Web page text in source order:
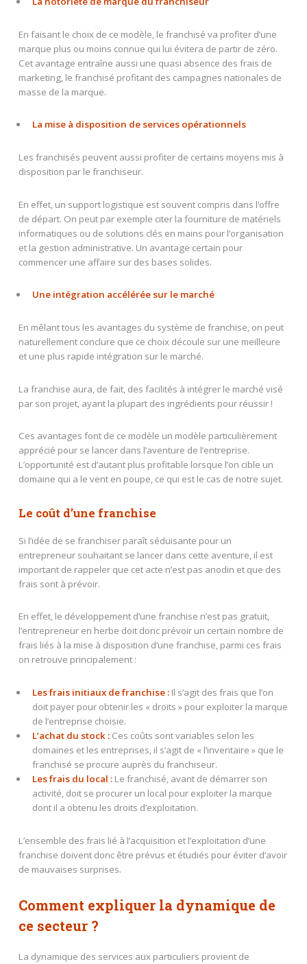
En faisant le choix de ce modèle, le franchisé va profiter d’une
marque plus ou moins connue qui lui évitera de partir de zéro.
Cet avantage entraîne aussi une quasi absence des frais de
marketing, le franchisé profitant des campagnes nationales de
masse de la marque.
La mise à disposition de services opérationnels
Les franchisés peuvent aussi profiter de certains moyens mis à
disposition par le franchiseur.
En effet, un support logistique est souvent compris dans l’offre
de départ. On peut par exemple citer la fourniture de matériels
informatiques ou de solutions clés en mains pour l’organisation
et la gestion administrative. Un avantage certain pour
commencer une affaire sur des bases solides.
Une intégration accélérée sur le marché
En mêlant tous les avantages du système de franchise, on peut
naturellement conclure que ce choix découle sur une meilleure
et une plus rapide intégration sur le marché.
La franchise aura, de fait, des facilités à intégrer le marché visé
par son projet, ayant la plupart des ingrédients pour réussir !
Ces avantages font de ce modèle un modèle particulièrement
apprécié pour se lancer dans l’aventure de l’entreprise.
L’opportunité est d’autant plus profitable lorsque l’on cible un
domaine qui a le vent en poupe, ce qui est le cas de notre sujet.
Le coût d’une franchise
Si l’idée de se franchiser paraît séduisante pour un
entrepreneur souhaitant se lancer dans cette aventure, il est
important de rappeler que cet acte n’est pas anodin et que des
frais sont à prévoir.
En effet, le développement d’une franchise n’est pas gratuit,
l’entrepreneur en herbe doit donc prévoir un certain nombre de
frais liés à la mise à disposition d’une franchise, parmi ces frais
on retrouve principalement :
Les frais initiaux de franchise:Il s’agit des frais que l’on
doit payer pour obtenir les « droits » pour exploiter la marque
de l’entreprise choisie.
L’achat du stock :Ces coûts sont variables selon les
domaines et les entreprises, il s’agit de « l’inventaire » que le
franchisé se procure auprès du franchiseur.
Les frais du local :Le franchisé, avant de démarrer son
activité, doit se procurer un local pour exploiter la marque
dont il a obtenu les droits d’exploitation.
L’ensemble des frais lié à l’acquisition et l’exploitation d’une
franchise doivent donc être prévus et étudiés pour éviter d’avoir
de mauvaises surprises.
Comment expliquer la dynamique de
ce secteur ?
La dynamique des services aux particuliers provient de